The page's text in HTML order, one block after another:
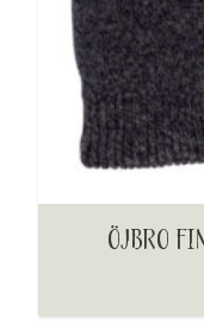
ÖJBRO